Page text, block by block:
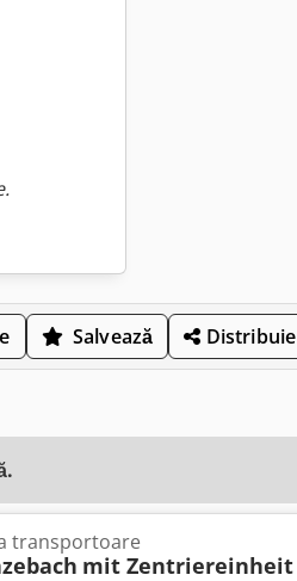
Salvează Distribuie
transportoare
mit Zentriereinheit